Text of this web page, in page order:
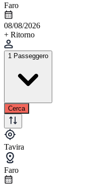
Faro
08/08/2026
+ Ritorno
1 Passeggero
Cerca
Tavira
Faro